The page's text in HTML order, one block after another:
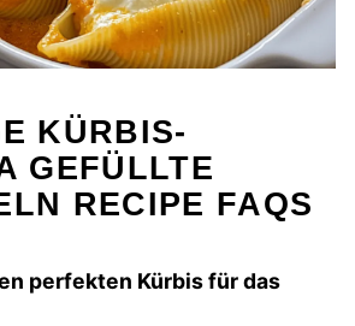
KÜRBIS-
GEFÜLLTE
RECIPE FAQS
perfekten Kürbis für das